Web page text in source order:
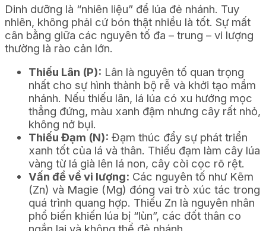
Dinh dưỡng là “nhiên liệu” để lúa đẻ nhánh. Tuy
nhiên, không phải cứ bón thật nhiều là tốt. Sự mất
cân bằng giữa các nguyên tố đa – trung – vi lượng
thường là rào cản lớn.
Thiếu Lân (P): Lân là nguyên tố quan trọng
nhất cho sự hình thành bộ rễ và khởi tạo mầm
nhánh. Nếu thiếu lân, lá lúa có xu hướng mọc
thẳng đứng, màu xanh đậm nhưng cây rất nhỏ,
không nở bụi.
Thiếu Đạm (N): Đạm thúc đẩy sự phát triển
xanh tốt của lá và thân. Thiếu đạm làm cây lúa
vàng từ lá già lên lá non, cây còi cọc rõ rệt.
Vấn đề về vi lượng: Các nguyên tố như Kẽm
(Zn) và Magie (Mg) đóng vai trò xúc tác trong
quá trình quang hợp. Thiếu Zn là nguyên nhân
phổ biến khiến lúa bị “lùn”, các đốt thân co